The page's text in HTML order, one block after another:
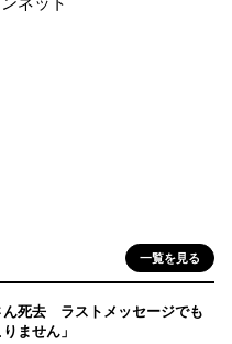
一覧を見る
ん死去 ラストメッセージでも
ません」